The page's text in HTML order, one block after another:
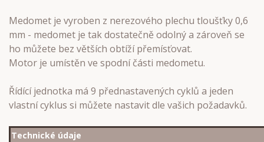
Medomet je vyroben z nerezového plechu tloušťky 0,6
mm - medomet je tak dostatečně odolný a zároveň se
ho můžete bez větších obtíží přemísťovat.
Motor je umístěn ve spodní části medometu.
Řídící jednotka má 9 přednastavených cyklů a jeden
vlastní cyklus si můžete nastavit dle vašich požadavků.
Technické údaje